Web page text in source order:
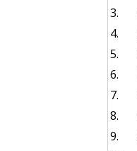
3.
4.
5.
6.
7.
8.
9.